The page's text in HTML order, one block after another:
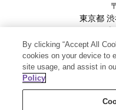
東京都
表
By clicking “Accept All
cookies on your device to
site usage, and assist in
Policy